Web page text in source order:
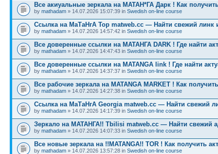
Все акиуальные зеркала на МАТАН*ГА Дарк ! Как
by mathadam » 14.07.2026 15:07:39 in Swedish on-line course
Ссылка на МаТаНгА Тор matweb.cc — Найти свежий линк
by mathadam » 14.07.2026 14:57:42 in Swedish on-line course
Все доверенные ссылки на МАТАНГА DARK ! Где найти
by mathadam » 14.07.2026 14:47:43 in Swedish on-line course
Все доверенные ссылки на MATANGA link ! Где найти
by mathadam » 14.07.2026 14:37:37 in Swedish on-line course
Все рабочие зеркала на MATANGA MARKET ! Как
by mathadam » 14.07.2026 14:27:38 in Swedish on-line course
Ссылка на МаТаНгА Georgia matweb.cc — Найти свежий
by mathadam » 14.07.2026 14:17:39 in Swedish on-line course
Зеркало на МАТАНГА!! Tbilisi matweb.cc — Найти свежий
by mathadam » 14.07.2026 14:07:33 in Swedish on-line course
Все новые зеркала на !!MATANGA!! TOR ! Как получить
by mathadam » 14.07.2026 13:57:28 in Swedish on-line course